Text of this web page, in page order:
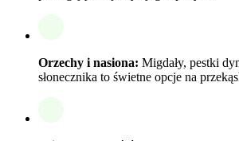
Orzechy i nasiona: Migdały, pestki
słonecznika to świetne opcje na